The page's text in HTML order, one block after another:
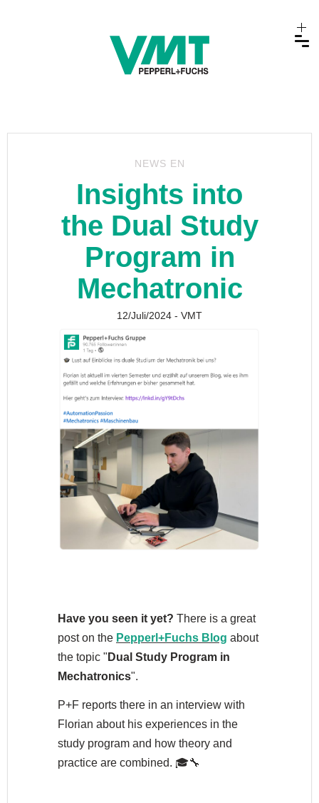
NEWS EN
Insights into
the Dual Study
Program in
Mechatronic
12/Juli/2024 - VMT
Have you seen it yet? There is a great
post on the Pepperl+Fuchs Blog about
the topic " Dual Study Program in
Mechatronics".
P+F reports there in an interview with
Florian about his experiences in the
study program and how theory and
practice are combined. 🎓🔧